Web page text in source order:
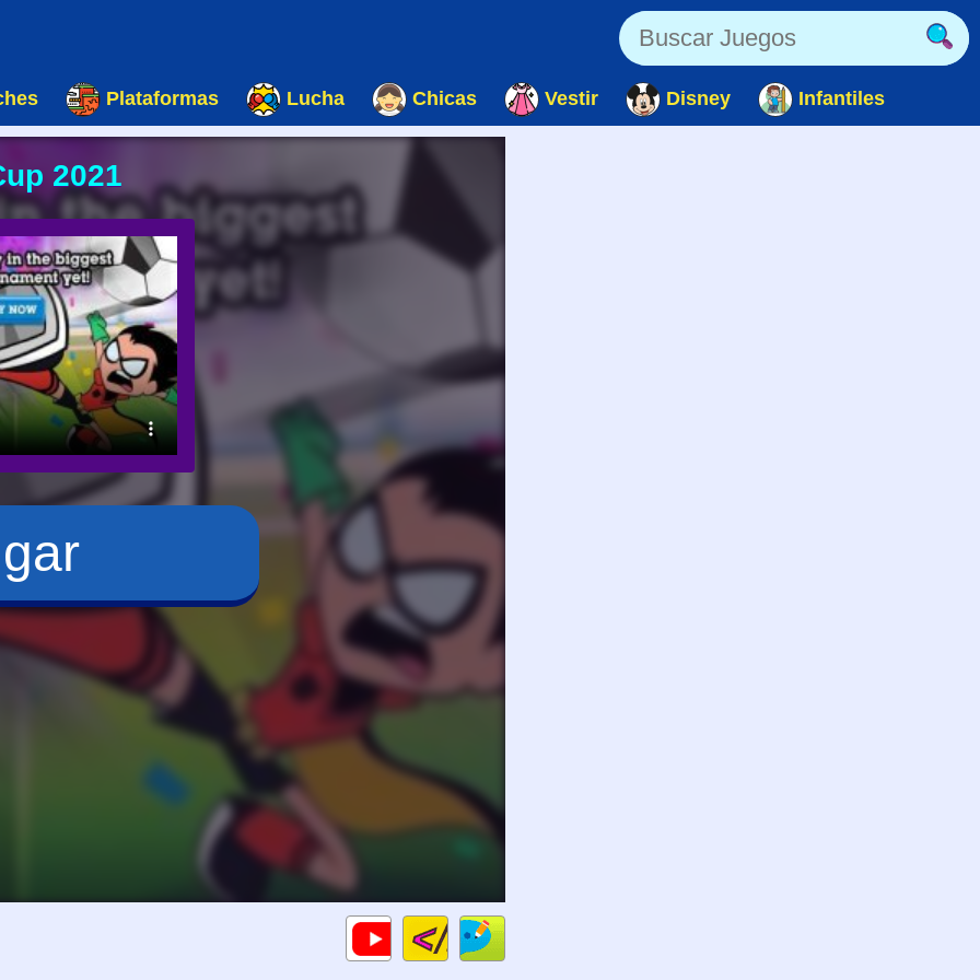
Plataformas Lucha Chicas Vestir Disney Infantiles
2021
Code
HTML
Gameplay